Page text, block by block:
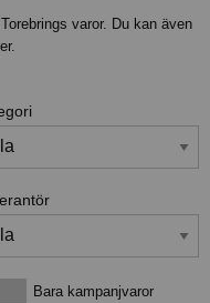
varor. Du kan även
kampanjvaror
Bara kampanjvaror